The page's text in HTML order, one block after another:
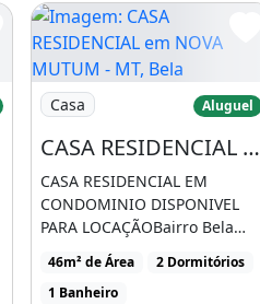
(65) 9.9647-9114/(65)
http://
em NOVA MUTUM - MT, Cidade
Imagem: CASA
Casa Aluguel
CASA RESIDENCIAL em NOVA MUTUM - MT, Bela Vista
CASA RESIDENCIAL EM
CONDOMINIO DISPONIVEL
PARA LOCAÇÃOBairro Bela
VistaNova Mutum-MT 02
quartos [...]
46m² de Área
2 Dormitórios
1 Banheiro